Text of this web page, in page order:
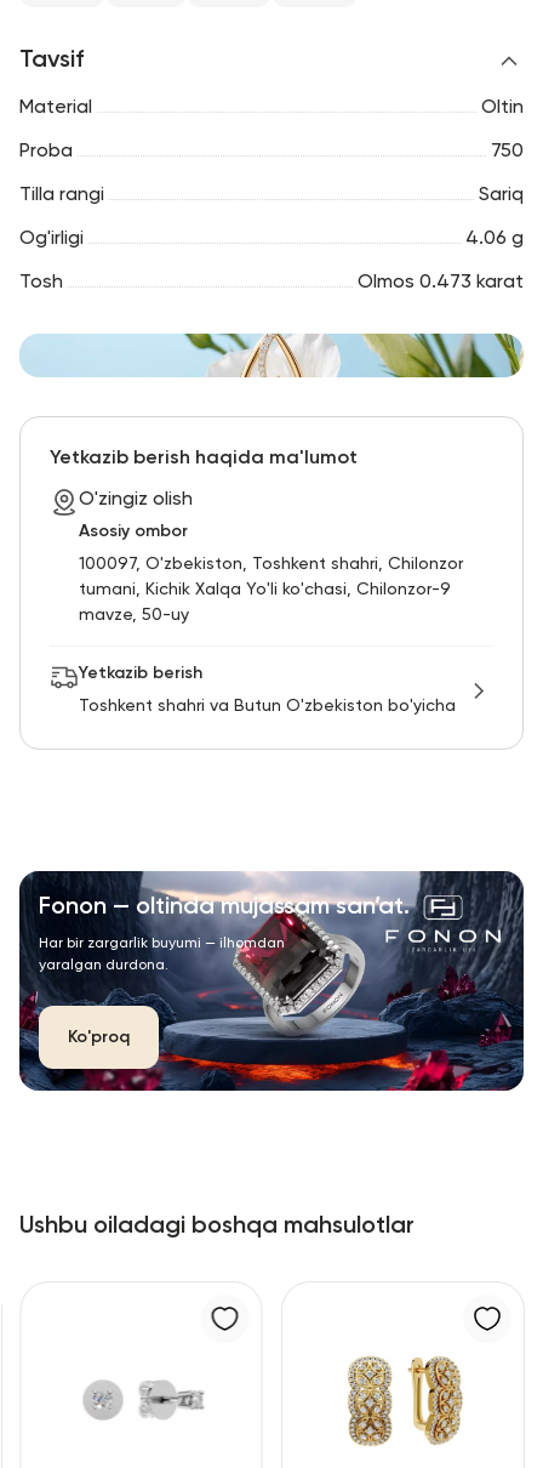
Tavsif
Material Oltin
Proba 750
Tilla rangi Sariq
Og'irligi 4.06 g
Tosh Olmos 0.473 karat
Yetkazib berish haqida ma'lumot
O'zingiz olish
Asosiy ombor
100097, O'zbekiston, Toshkent shahri, Chilonzor
tumani, Kichik Xalqa Yo'li ko'chasi, Chilonzor-9
mavze, 50-uy
Yetkazib berish
Toshkent shahri va Butun O'zbekiston bo'yicha
Fonon — oltinda mujassam san’at.
Har bir zargarlik buyumi — ilhomdan
yaralgan durdona.
Ko'proq
Ushbu oiladagi boshqa mahsulotlar